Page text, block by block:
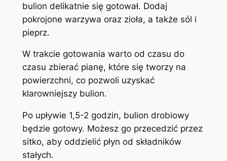
bulion delikatnie się gotował. Dodaj
pokrojone warzywa oraz zioła, a także sól i
pieprz.
W trakcie gotowania warto od czasu do
czasu zbierać pianę, które się tworzy na
powierzchni, co pozwoli uzyskać
klarowniejszy bulion.
Po upływie 1,5-2 godzin, bulion drobiowy
będzie gotowy. Możesz go przecedzić przez
sitko, aby oddzielić płyn od składników
stałych.